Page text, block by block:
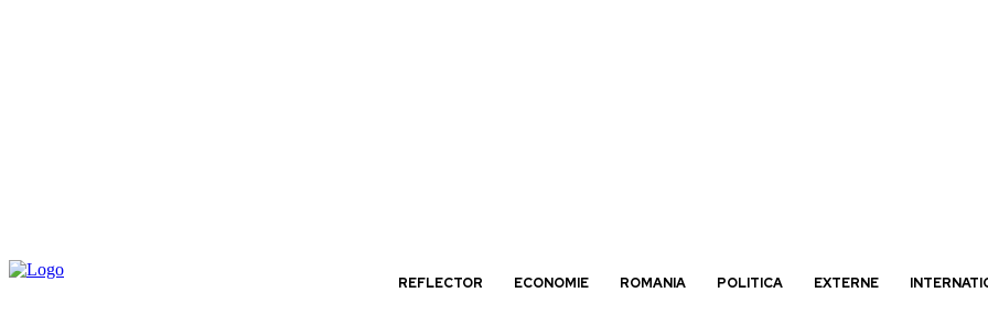
REFLECTOR ECONOMIE ROMANIA POLITICA EXTERNE